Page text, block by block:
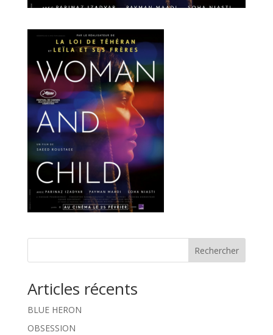
Rechercher
Articles récents
BLUE HERON
OBSESSION